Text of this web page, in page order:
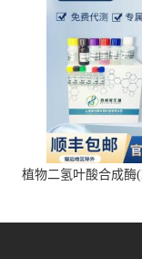
植物二氢叶酸合成酶